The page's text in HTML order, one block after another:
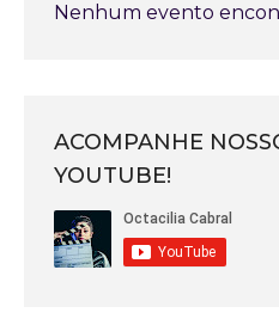
Nenhum evento
ACOMPANHE
YOUTUBE!